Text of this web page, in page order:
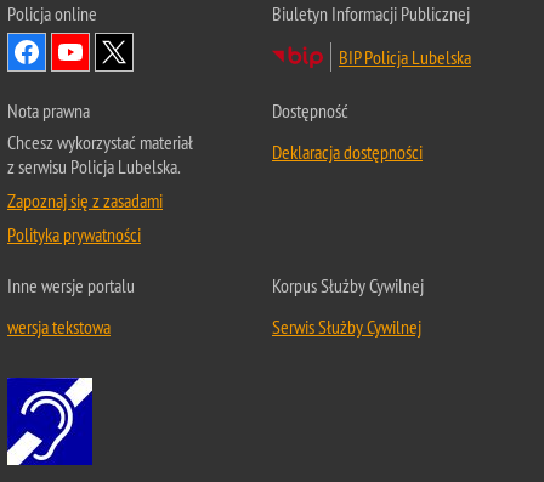
Policja online
Biuletyn Informacji Publicznej
BIP Policja Lubelska
Nota prawna
Chcesz wykorzystać materiał
z serwisu Policja Lubelska.
Zapoznaj się z zasadami
Polityka prywatności
Dostępność
Deklaracja dostępności
Inne wersje portalu
wersja tekstowa
Korpus Służby Cywilnej
Serwis Służby Cywilnej